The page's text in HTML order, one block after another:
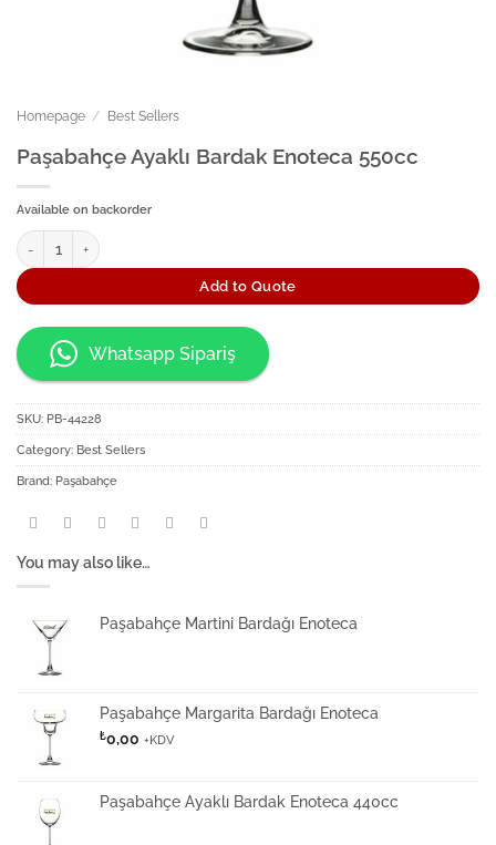
Homepage / Best Sellers
Paşabahçe Ayaklı Bardak Enoteca 550cc
Available on backorder
Paşabahçe Ayaklı Bardak Enoteca 550cc quantity
Add to Quote
Whatsapp Sipariş
SKU: PB-44228
Category: Best Sellers
Brand: Paşabahçe
You may also like…
Paşabahçe Martini Bardağı Enoteca
Paşabahçe Margarita Bardağı Enoteca
₺0,00 +KDV
Paşabahçe Ayaklı Bardak Enoteca 440cc